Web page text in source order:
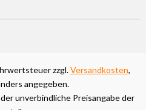
zzgl.Versandkosten,
angegeben.
unverbindliche Preisangabe der